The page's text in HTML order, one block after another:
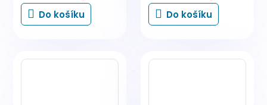
Do košíku Do košíku